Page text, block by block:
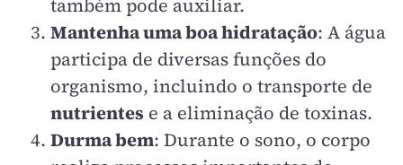
também pode auxiliar.
Mantenha uma boa hidratação: A água
participa de diversas funções do
organismo, incluindo o transporte de
nutrientes e a eliminação de toxinas.
Durma bem: Durante o sono, o corpo